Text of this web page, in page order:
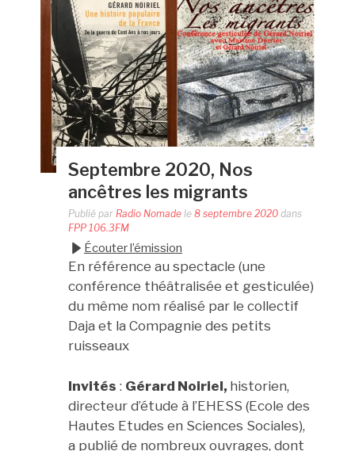
Septembre 2020, Nos
ancêtres les migrants
Publié par Radio Nomadele 8 septembre 2020dans
FPP 106.3FM
Écouter l’émission
En référence au spectacle (une
conférence théâtralisée et gesticulée)
du même nom réalisé par le collectif
Daja et la Compagnie des petits
ruisseaux
Invités : Gérard Noiriel, historien,
directeur d’étude à l’EHESS (Ecole des
Hautes Etudes en Sciences Sociales),
a publié de nombreux ouvrages, dont